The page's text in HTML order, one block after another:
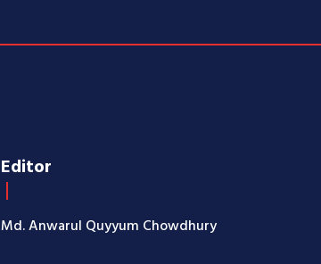
Editor
Md. Anwarul Quyyum Chowdhury